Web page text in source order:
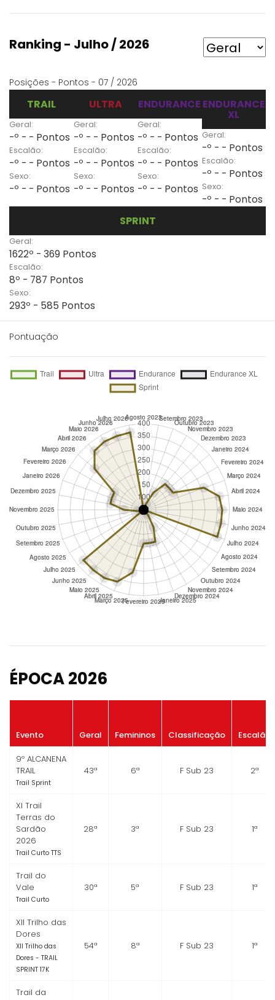
Ranking - Julho / 2026
Posições - Pontos - 07 / 2026
TRAIL
Geral:
-º - - Pontos
Escalão:
-º - - Pontos
Sexo:
-º - - Pontos
ULTRA
Geral:
-º - - Pontos
Escalão:
-º - - Pontos
Sexo:
-º - - Pontos
ENDURANCE
Geral:
-º - - Pontos
Escalão:
-º - - Pontos
Sexo:
-º - - Pontos
ENDURANCE
XL
Geral:
-º - - Pontos
Escalão:
-º - - Pontos
Sexo:
-º - - Pontos
SPRINT
Geral:
1622º - 369 Pontos
Escalão:
8º - 787 Pontos
Sexo:
293º - 585 Pontos
Pontuação
ÉPOCA 2026
Evento Geral Femininos Classificação Escalão
9º ALCANENA
TRAIL
Trail Sprint
43ª 6ª F Sub 23 2ª
XI Trail
Terras do
Sardão
2026
Trail Curto TTS
28ª 3ª F Sub 23 1ª
Trail do
Vale
Trail Curto
30ª 5ª F Sub 23 1ª
XII Trilho das
Dores
XII Trilho das
Dores - TRAIL
SPRINT 17K
54ª 8ª F Sub 23 1ª
Trail da